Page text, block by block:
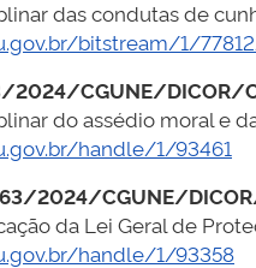
das condutas de
bitstream/1/
2024/CGUNE/DICOR/
do assédio moral e
handle/1/93461
2024/CGUNE/
da Lei Geral de
handle/1/93358